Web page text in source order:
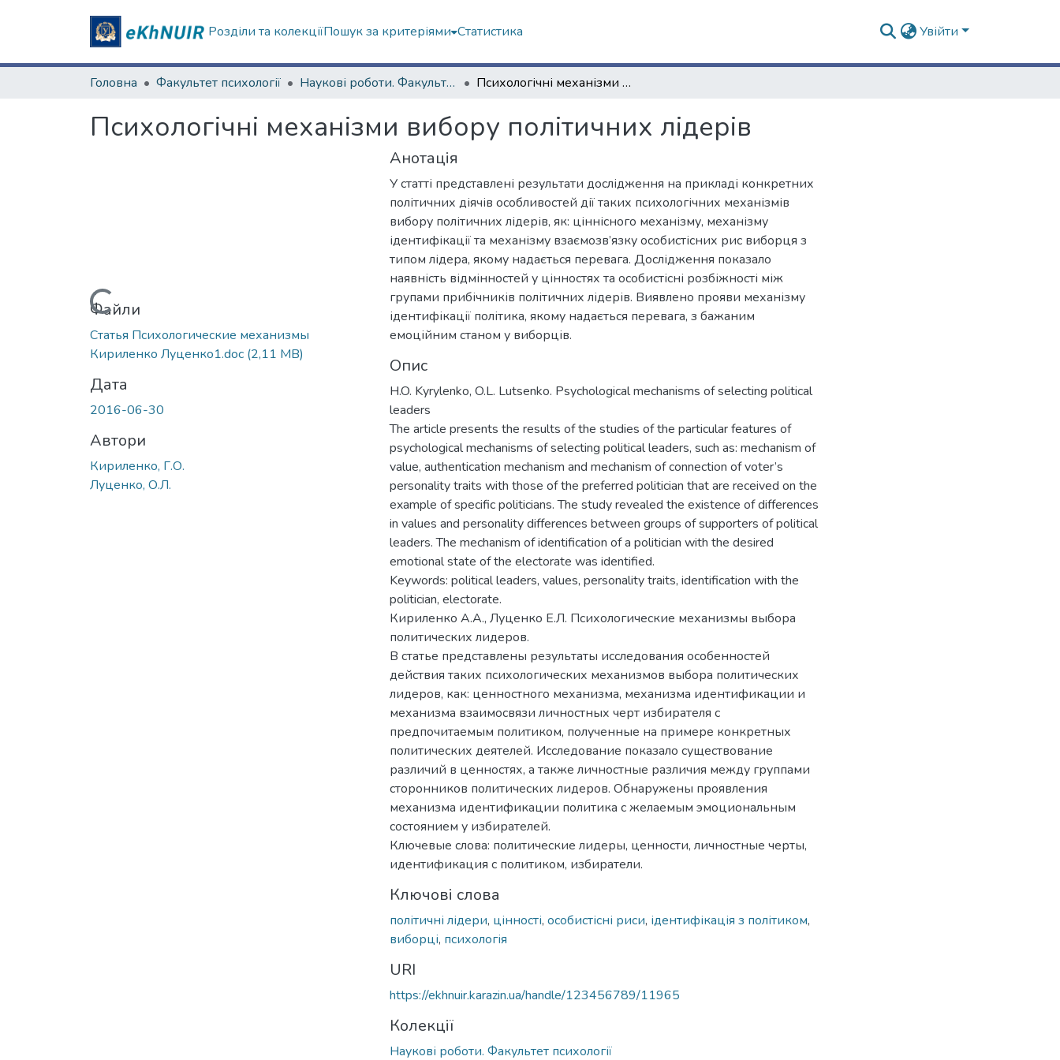
Розділи та колекціїПошук за критеріями Статистика Увійти
Головна Факультет психології Наукові роботи. Факультет психології Психологічні механізми вибору політичних лідерів
Психологічні механізми вибору політичних лідерів
Вантажиться...
Файли
Статья Психологические механизмы
Кириленко Луценко1.doc (2,11 MB)
Дата
2016-06-30
Автори
Кириленко, Г.О.
Луценко, О.Л.
Анотація
У статті представлені результати дослідження на прикладі конкретних
політичних діячів особливостей дії таких психологічних механізмів
вибору політичних лідерів, як: ціннісного механізму, механізму
ідентифікації та механізму взаємозв’язку особистісних рис виборця з
типом лідера, якому надається перевага. Дослідження показало
наявність відмінностей у цінностях та особистісні розбіжності між
групами прибічників політичних лідерів. Виявлено прояви механізму
ідентифікації політика, якому надається перевага, з бажаним
емоційним станом у виборців.
Опис
H.O. Kyrylenko, O.L. Lutsenko. Psychological mechanisms of selecting political
leaders
The article presents the results of the studies of the particular features of
psychological mechanisms of selecting political leaders, such as: mechanism of
value, authentication mechanism and mechanism of connection of voter’s
personality traits with those of the preferred politician that are received on the
example of specific politicians. The study revealed the existence of differences
in values and personality differences between groups of supporters of political
leaders. The mechanism of identification of a politician with the desired
emotional state of the electorate was identified.
Keywords: political leaders, values, personality traits, identification with the
politician, electorate.
Кириленко А.А., Луценко Е.Л. Психологические механизмы выбора
политических лидеров.
В статье представлены результаты исследования особенностей
действия таких психологических механизмов выбора политических
лидеров, как: ценностного механизма, механизма идентификации и
механизма взаимосвязи личностных черт избирателя с
предпочитаемым политиком, полученные на примере конкретных
политических деятелей. Исследование показало существование
различий в ценностях, а также личностные различия между группами
сторонников политических лидеров. Обнаружены проявления
механизма идентификации политика с желаемым эмоциональным
состоянием у избирателей.
Ключевые слова: политические лидеры, ценности, личностные черты,
идентификация с политиком, избиратели.
Ключові слова
політичні лідери, цінності, особистісні риси, ідентифікація з політиком,
виборці, психологія
URI
https://ekhnuir.karazin.ua/handle/123456789/11965
Колекції
Наукові роботи. Факультет психології